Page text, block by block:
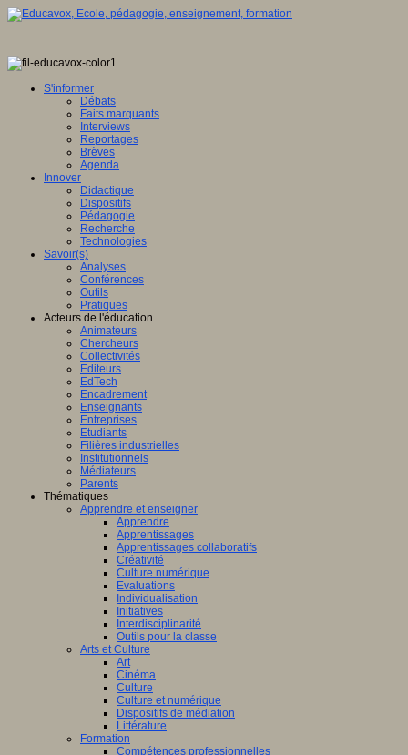
S'informer
Débats
Faits marquants
Interviews
Reportages
Brèves
Agenda
Innover
Didactique
Dispositifs
Pédagogie
Recherche
Technologies
Savoir(s)
Analyses
Conférences
Outils
Pratiques
Acteurs de l'éducation
Animateurs
Chercheurs
Collectivités
Editeurs
EdTech
Encadrement
Enseignants
Entreprises
Etudiants
Filières industrielles
Institutionnels
Médiateurs
Parents
Thématiques
Apprendre et enseigner
Apprendre
Apprentissages
Apprentissages collaboratifs
Créativité
Culture numérique
Evaluations
Individualisation
Initiatives
Interdisciplinarité
Outils pour la classe
Arts et Culture
Art
Cinéma
Culture
Culture et numérique
Dispositifs de médiation
Littérature
Formation
Compétences professionnelles